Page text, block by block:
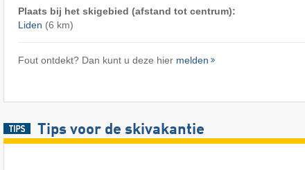
Plaats bij het skigebied (afstand tot centrum):
Liden (6 km)
Fout ontdekt? Dan kunt u deze hier melden
Tips voor de skivakantie